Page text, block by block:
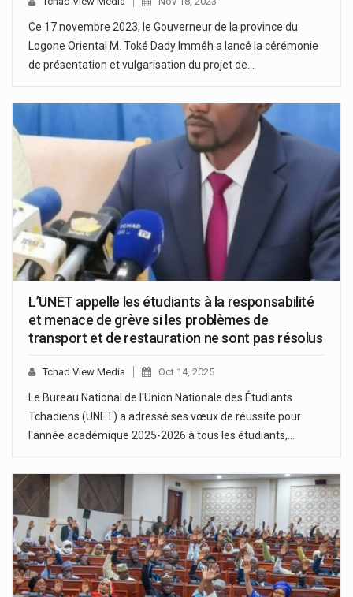
Ce 17 novembre 2023, le Gouverneur de la province du
Logone Oriental M. Toké Dady Imméh a lancé la cérémonie
de présentation et vulgarisation du projet de…
L’UNET appelle les étudiants à la responsabilité
et menace de grève si les problèmes de
transport et de restauration ne sont pas résolus
Tchad View Media Oct 14, 2025
Le Bureau National de l'Union Nationale des Étudiants
Tchadiens (UNET) a adressé ses vœux de réussite pour
l'année académique 2025-2026 à tous les étudiants,…